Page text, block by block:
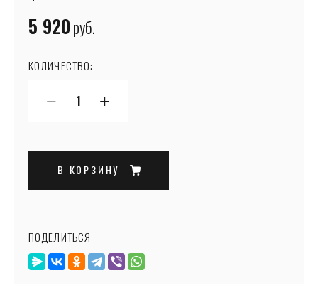
5 920руб.
КОЛИЧЕСТВО:
− +
В КОРЗИНУ
ПОДЕЛИТЬСЯ